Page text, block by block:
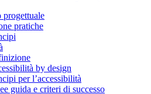
progettuale
pratiche
by design
per l’accessibilità
guida e criteri di successo